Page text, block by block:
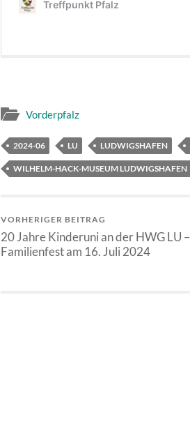
Vorderpfalz
2024-06 LU LUDWIGSHAFEN
WILHELM-HACK-MUSEUM LUDWIGSHAFEN
VORHERIGER BEITRAG
20 Jahre Kinderuni an der HWG LU –
Familienfest am 16. Juli 2024